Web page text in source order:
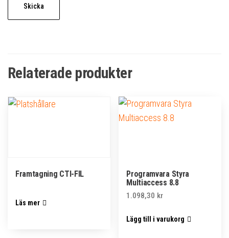
Relaterade produkter
Framtagning CTI-FIL
Läs mer
Programvara Styra
Multiaccess 8.8
1.098,30 kr
Lägg till i varukorg